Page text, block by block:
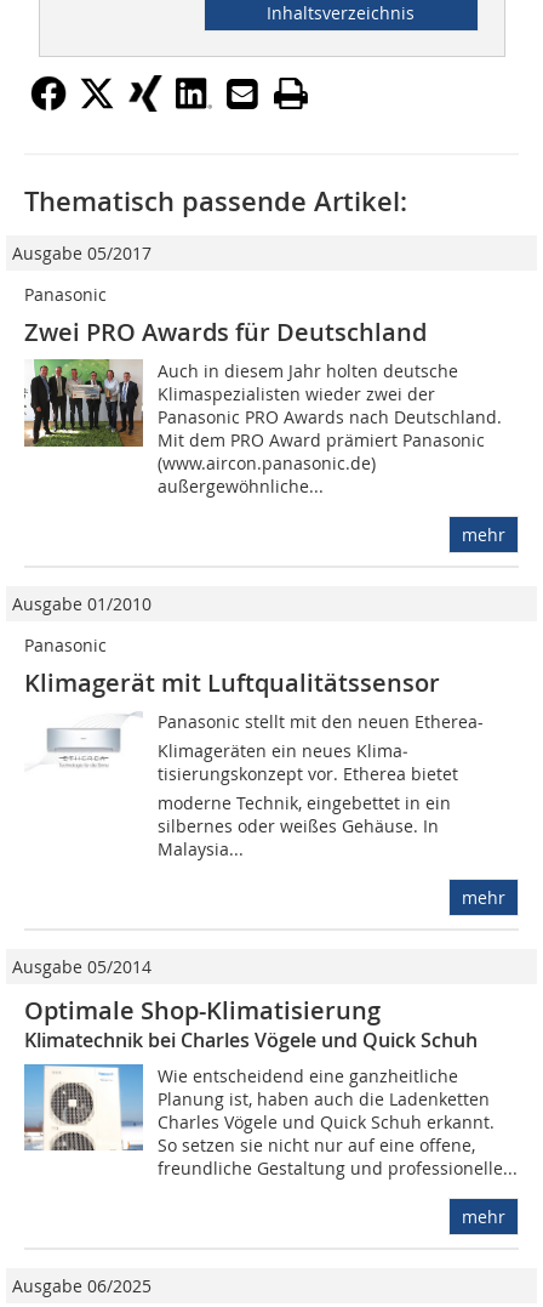
Inhaltsverzeichnis
Thematisch passende Artikel:
Ausgabe 05/2017
Panasonic
Zwei PRO Awards für Deutschland
Auch in diesem Jahr holten deutsche
Klimaspezialisten wieder zwei der
Panasonic PRO Awards nach Deutschland.
Mit dem PRO Award prämiert Panasonic
(www.aircon.panasonic.de)
außergewöhnliche...
mehr
Ausgabe 01/2010
Panasonic
Klimagerät mit Luft­qualitätssensor
Panasonic stellt mit den neuen Etherea-
Klimageräten ein neues Klima­
tisierungskonzept vor. Etherea bietet
moderne Technik, eingebettet in ein
silbernes oder weißes Gehäuse. In
Malaysia...
mehr
Ausgabe 05/2014
Optimale Shop-Klimatisierung
Klimatechnik bei Charles Vögele und Quick Schuh
Wie entscheidend eine ganzheitliche
Planung ist, haben auch die Ladenketten
Charles Vögele und Quick Schuh erkannt.
So setzen sie nicht nur auf eine offene,
freundliche Gestaltung und professionelle...
mehr
Ausgabe 06/2025